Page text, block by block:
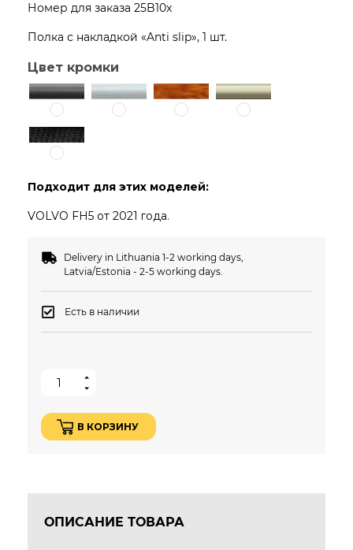
Номер для заказа 25B10x
Полка с накладкой «Anti slip», 1 шт.
Цвет кромки
Подходит для этих моделей:
VOLVO FH5 от 2021 года.
Delivery in Lithuania 1-2 working days,
Latvia/Estonia - 2-5 working days.
Есть в наличии
В КОРЗИНУ
ОПИСАНИЕ ТОВАРА